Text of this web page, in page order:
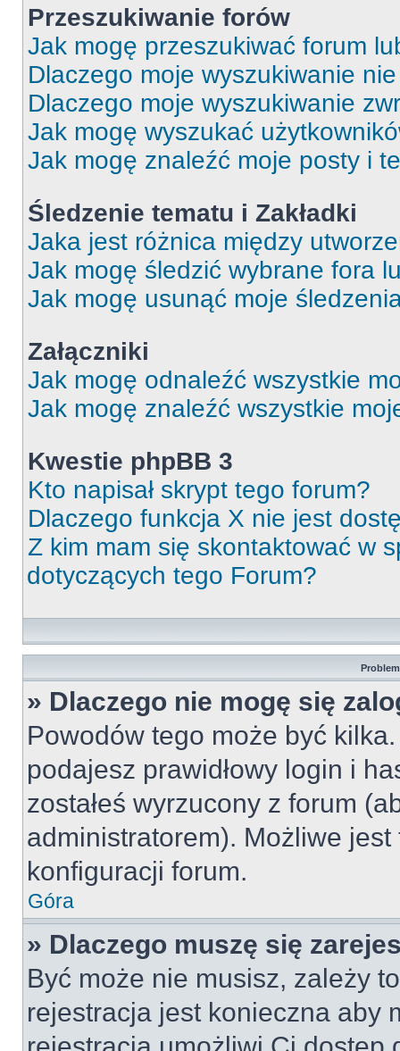
Przeszukiwanie forów
Jak mogę przeszukiwać forum
Dlaczego moje wyszukiwanie
Dlaczego moje wyszukiwanie
Jak mogę wyszukać
Jak mogę znaleźć moje posty i
Śledzenie tematu i Zakładki
Jaka jest różnica między
Jak mogę śledzić wybrane fora
Jak mogę usunąć moje
Załączniki
Jak mogę odnaleźć wszystkie
Jak mogę znaleźć wszystkie
Kwestie phpBB 3
Kto napisał skrypt tego forum?
Dlaczego funkcja X nie jest
Z kim mam się skontaktować w
dotyczących tego Forum?
» Dlaczego nie mogę się
Powodów tego może być
podajesz prawidłowy login i
zostałeś wyrzucony z forum
administratorem). Możliwe
konfiguracji forum.
Góra
» Dlaczego muszę się
Być może nie musisz, zależy
rejestracja jest konieczna aby